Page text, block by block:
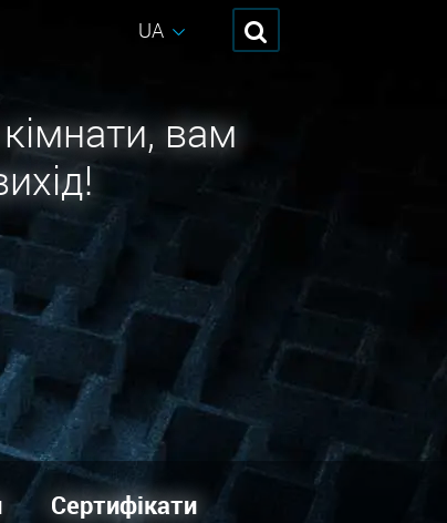
UA
вам
Сертифікати